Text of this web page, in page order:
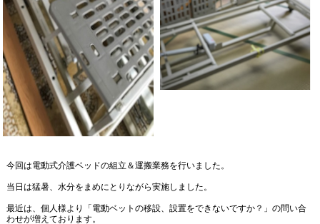
今回は電動式介護ベッドの組立＆運搬業務を行いました。
当日は猛暑、水分をまめにとりながら実施しました。
最近は、個人様より「電動ベットの移設、設置をできないですか？」の問い合
わせが増えております。